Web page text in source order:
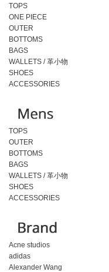
TOPS
ONE PIECE
OUTER
BOTTOMS
BAGS
WALLETS / 革小物
SHOES
ACCESSORIES
TOPS
OUTER
BOTTOMS
BAGS
WALLETS / 革小物
SHOES
ACCESSORIES
Acne studios
adidas
Alexander Wang